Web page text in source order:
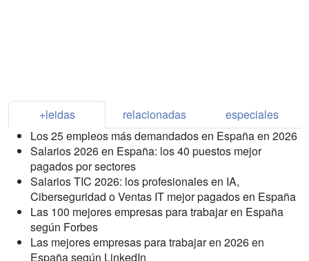
+leidas relacionadas
especiales
Los 25 empleos más demandados en España en 2026
Salarios 2026 en España: los 40 puestos mejor
pagados por sectores
Salarios TIC 2026: los profesionales en IA,
Ciberseguridad o Ventas IT mejor pagados en España
Las 100 mejores empresas para trabajar en España
según Forbes
Las mejores empresas para trabajar en 2026 en
España según LinkedIn